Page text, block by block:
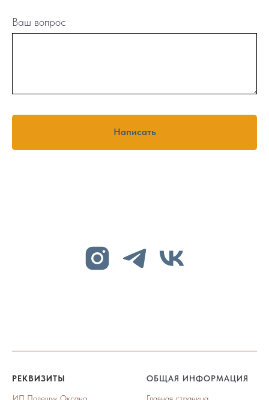
Ваш вопрос
Написать
РЕКВИЗИТЫ ОБЩАЯ ИНФОРМАЦИЯ